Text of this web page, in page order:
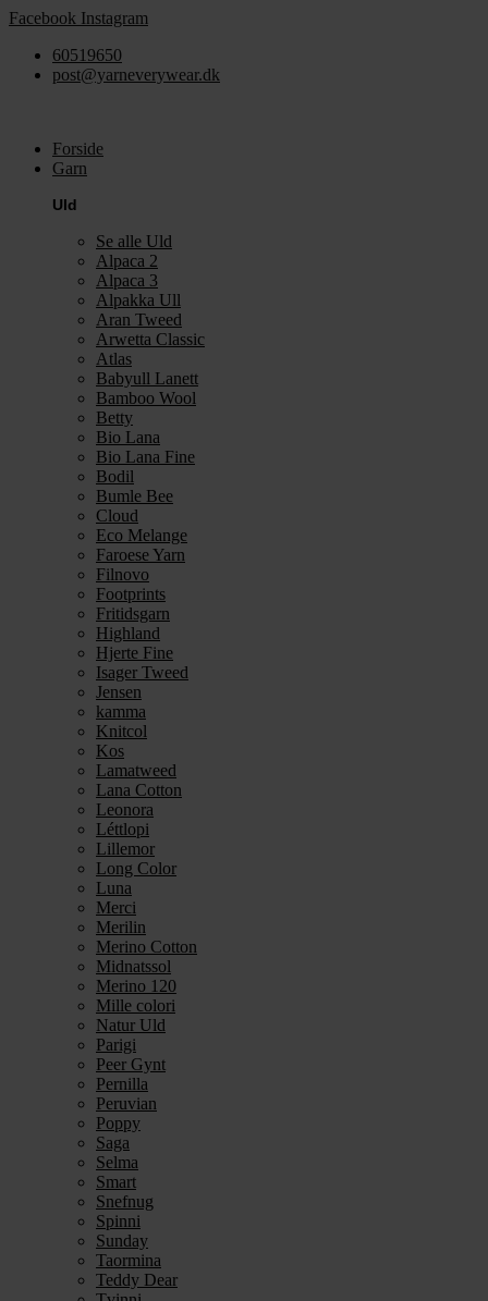
Videre
indhold
Facebook Instagram
60519650
post@yarneverywear.dk
Forside
Garn
Uld
Se alle Uld
Alpaca 2
Alpaca 3
Alpakka Ull
Aran Tweed
Arwetta Classic
Atlas
Babyull Lanett
Bamboo Wool
Betty
Bio Lana
Bio Lana Fine
Bodil
Bumle Bee
Cloud
Eco Melange
Faroese Yarn
Filnovo
Footprints
Fritidsgarn
Highland
Hjerte Fine
Isager Tweed
Jensen
kamma
Knitcol
Kos
Lamatweed
Lana Cotton
Leonora
Léttlopi
Lillemor
Long Color
Luna
Merci
Merilin
Merino Cotton
Midnatssol
Merino 120
Mille colori
Natur Uld
Parigi
Peer Gynt
Pernilla
Peruvian
Poppy
Saga
Selma
Smart
Snefnug
Spinni
Sunday
Taormina
Teddy Dear